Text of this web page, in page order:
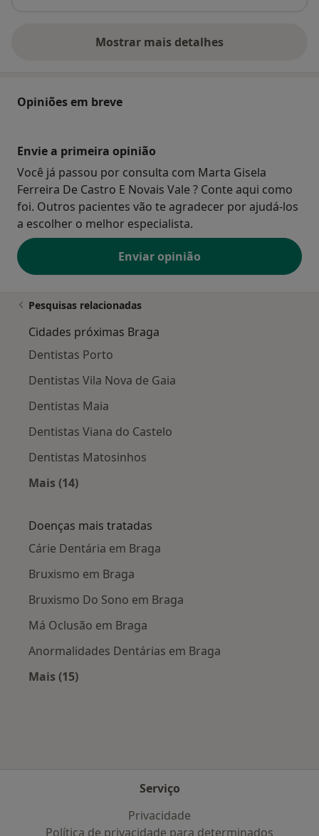
Mostrar mais detalhes
sobre o endereço
Opiniões em breve
Envie a primeira opinião
Você já passou por consulta com Marta Gisela
Ferreira De Castro E Novais Vale ? Conte aqui como
foi. Outros pacientes vão te agradecer por ajudá-los
a escolher o melhor especialista.
Enviar opinião
Pesquisas relacionadas
Cidades próximas Braga
Dentistas Porto
Dentistas Vila Nova de Gaia
Dentistas Maia
Dentistas Viana do Castelo
Dentistas Matosinhos
Mais (14)
Doenças mais tratadas
Cárie Dentária em Braga
Bruxismo em Braga
Bruxismo Do Sono em Braga
Má Oclusão em Braga
Anormalidades Dentárias em Braga
Mais (15)
Serviço
Privacidade
Política de privacidade para determinados